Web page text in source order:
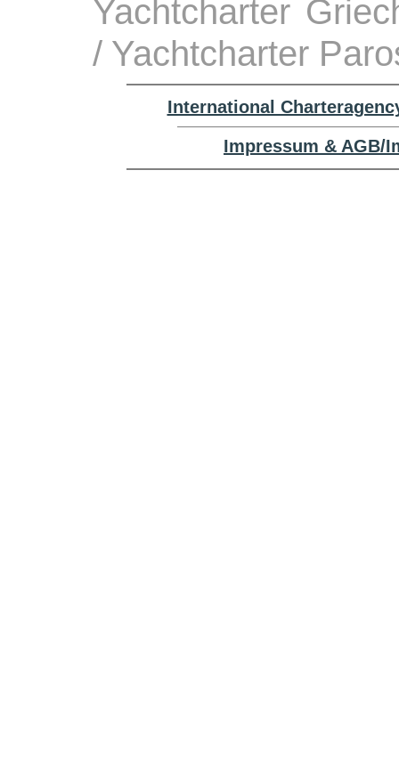
Yachtcharter
/ Yachtcharter
International
Impressum & AGB/